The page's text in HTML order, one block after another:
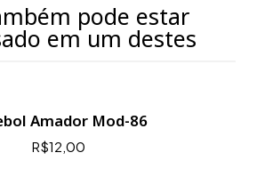
pode estar
em um destes
Amador Mod-86
R$12,00